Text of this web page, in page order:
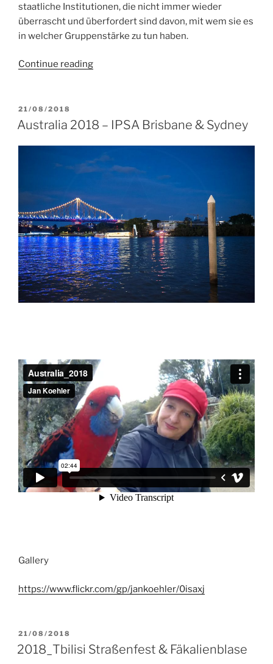
staatliche Institutionen, die nicht immer wieder
überrascht und überfordert sind davon, mit wem sie es
in welcher Gruppenstärke zu tun haben.
Continue reading“Neue
August
POSTED
ON
21/08/2018
Australia 2018 – IPSA Brisbane & Sydney
Gallery
https://www.flickr.com/gp/jankoehler/0isaxj
POSTED
ON
21/08/2018
2018_Tbilisi Straßenfest & Fäkalienblase